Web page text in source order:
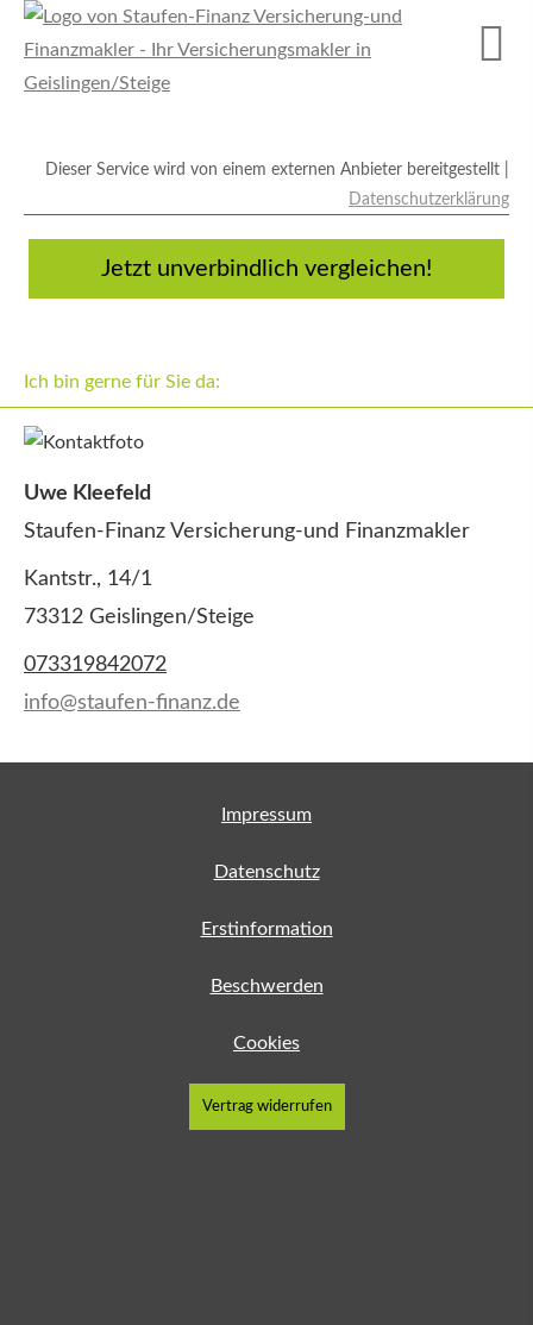
Dieser Service wird von einem externen Anbieter bereitgestellt |
Datenschutzerklärung
Datenschutzerklärung
Jetzt unverbindlich vergleichen!
Ich bin gerne für Sie da:
Uwe Kleefeld
Staufen-Finanz Versicherung-und Finanzmakler
Kantstr., 14/1
73312 Geislingen/Steige
073319842072
info@staufen-finanz.de
Impressum
Datenschutz
Erstinformation
Beschwerden
Cookies
Vertrag widerrufen